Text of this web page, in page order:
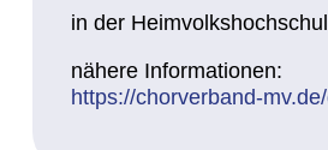
in der
nähere Informationen:
https://chorverband-